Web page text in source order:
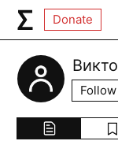
Donate
Follow